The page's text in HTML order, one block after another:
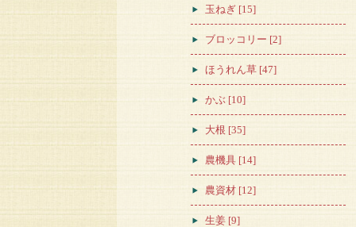
玉ねぎ [15]
ブロッコリー [2]
ほうれん草 [47]
かぶ [10]
大根 [35]
農機具 [14]
農資材 [12]
生姜 [9]